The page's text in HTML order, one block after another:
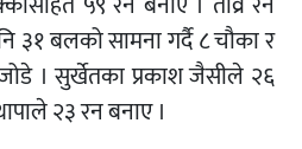
३१ बलको सामना गर्दै ८ चौका र
। सुर्खेतका प्रकाश जैसीले २६
२३ रन बनाए ।